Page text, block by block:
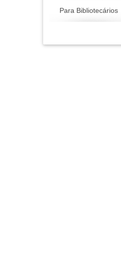
Para Bibliotecários